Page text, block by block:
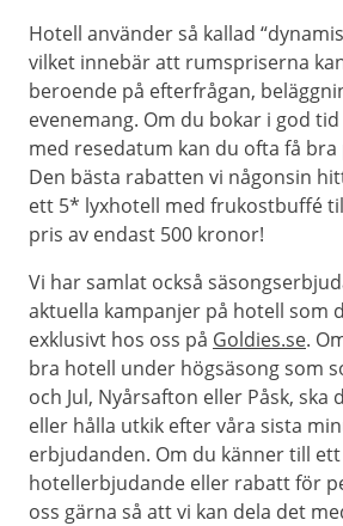
Hotell använder så kallad
vilket innebär att rumspriserna
beroende på efterfrågan,
evenemang. Om du bokar i god
med resedatum kan du ofta få
Den bästa rabatten vi någonsin
ett 5* lyxhotell med frukostbuffé
pris av endast 500 kronor!
Vi har samlat också
aktuella kampanjer på hotell som
exklusivt hos oss på Goldies.se.
bra hotell under högsäsong som
och Jul, Nyårsafton eller Påsk, ska
eller hålla utkik efter våra sista
erbjudanden. Om du känner till
hotellerbjudande eller rabatt för
oss gärna så att vi kan dela det